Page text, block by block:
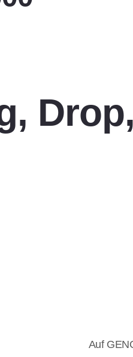
Auf